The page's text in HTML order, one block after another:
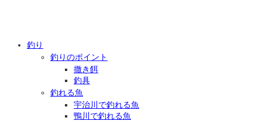
釣り
釣りのポイント
撒き餌
釣具
釣れる魚
宇治川で釣れる魚
鴨川で釣れる魚